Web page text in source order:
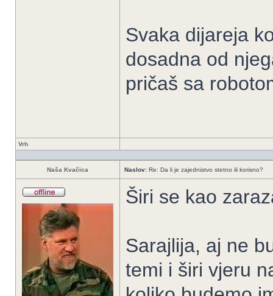
Svaka dijareja
dosadna od
pričaš sa
Vrh
Naša Kvačica Naslov: Re: Da li je zajednistvo stetno ili korisno?
Širi se kao
Sarajlija, aj ne
temi i širi vjeru